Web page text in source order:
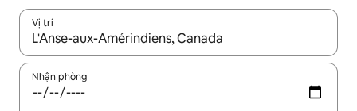
Vị trí
Khi có kết quả, hãy điều hướng bằng phím mũi tên lên và
Nhận phòng